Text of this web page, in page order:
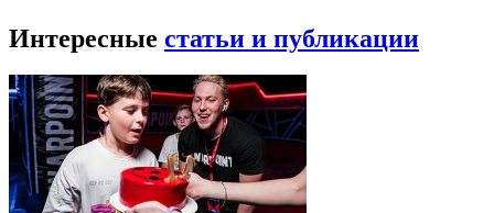
Интересные статьи и публикации